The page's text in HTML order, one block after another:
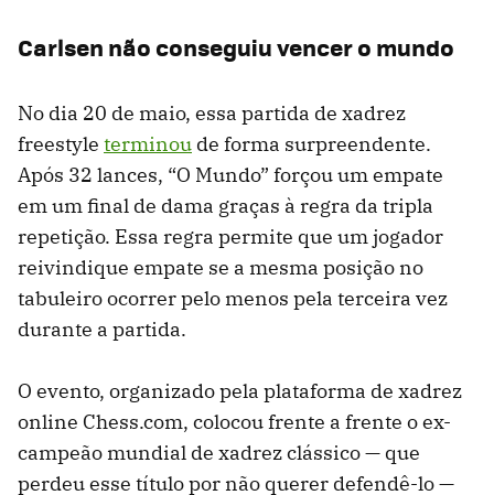
Carlsen não conseguiu vencer o mundo
No dia 20 de maio, essa partida de xadrez
freestyle terminou de forma surpreendente.
Após 32 lances, “O Mundo” forçou um empate
em um final de dama graças à regra da tripla
repetição. Essa regra permite que um jogador
reivindique empate se a mesma posição no
tabuleiro ocorrer pelo menos pela terceira vez
durante a partida.
O evento, organizado pela plataforma de xadrez
online Chess.com, colocou frente a frente o ex-
campeão mundial de xadrez clássico — que
perdeu esse título por não querer defendê-lo —